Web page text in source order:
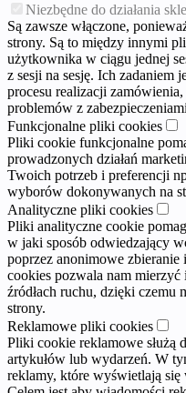
Niezbędne do działania
Są zawsze włączone,
strony. Są to między innymi
użytkownika w ciągu jednej
z sesji na sesję. Ich zadaniem
procesu realizacji
problemów z
Funkcjonalne pliki cookies
Pliki cookie funkcjonalne
prowadzonych działań
Twoich potrzeb i preferencji
wyborów dokonywanych na
Analityczne pliki cookies
Pliki analityczne cookie
w jaki sposób odwiedzający
poprzez anonimowe
cookies pozwala nam
źródłach ruchu, dzięki czemu
strony.
Reklamowe pliki cookies
Pliki cookie reklamowe służą
artykułów lub wydarzeń. W
reklamy, które wyświetlają